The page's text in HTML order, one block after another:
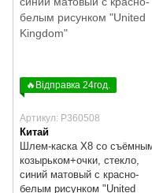
🔥Відправка 24год.
Артикул: P360508
Китай
Шлем-каска X8 со
козырьком+очки, стекло,
синий матовый с красно-
белым рисунком "United